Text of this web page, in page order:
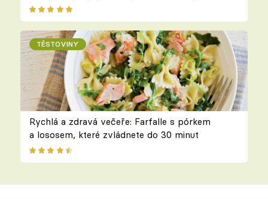
TĚSTOVINY
Rychlá a zdravá večeře: Farfalle s pórkem
a lososem, které zvládnete do 30 minut